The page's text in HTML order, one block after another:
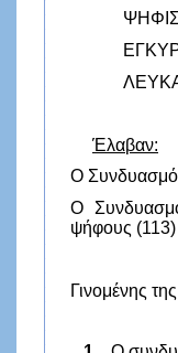
Έλαβαν:
Ο
Ο
ψήφους
Γινομένης